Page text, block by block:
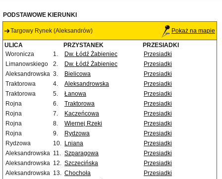
PODSTAWOWE KIERUNKI
Targowy Rynek (Aleksandrów) Pokaż na mapie
ULICA PRZYSTANEK
PRZESIADKI
Woronicza
1. Dw. Łódź Żabieniec
Przesiadki
Limanowskiego
2. Dw. Łódź Żabieniec
Przesiadki
Aleksandrowska 3. Bielicowa
Przesiadki
Traktorowa
4. Aleksandrowska
Przesiadki
Traktorowa
5. Łanowa
Przesiadki
Rojna
6. Traktorowa
Przesiadki
Rojna
7. Kaczeńcowa
Przesiadki
Rojna
8. Wiernej Rzeki
Przesiadki
Rojna
9. Rydzowa
Przesiadki
Rydzowa
10. Lniana
Przesiadki
Aleksandrowska 11. Szparagowa
Przesiadki
Aleksandrowska 12. Szczecińska
Przesiadki
Aleksandrowska 13. Chochoła
Przesiadki